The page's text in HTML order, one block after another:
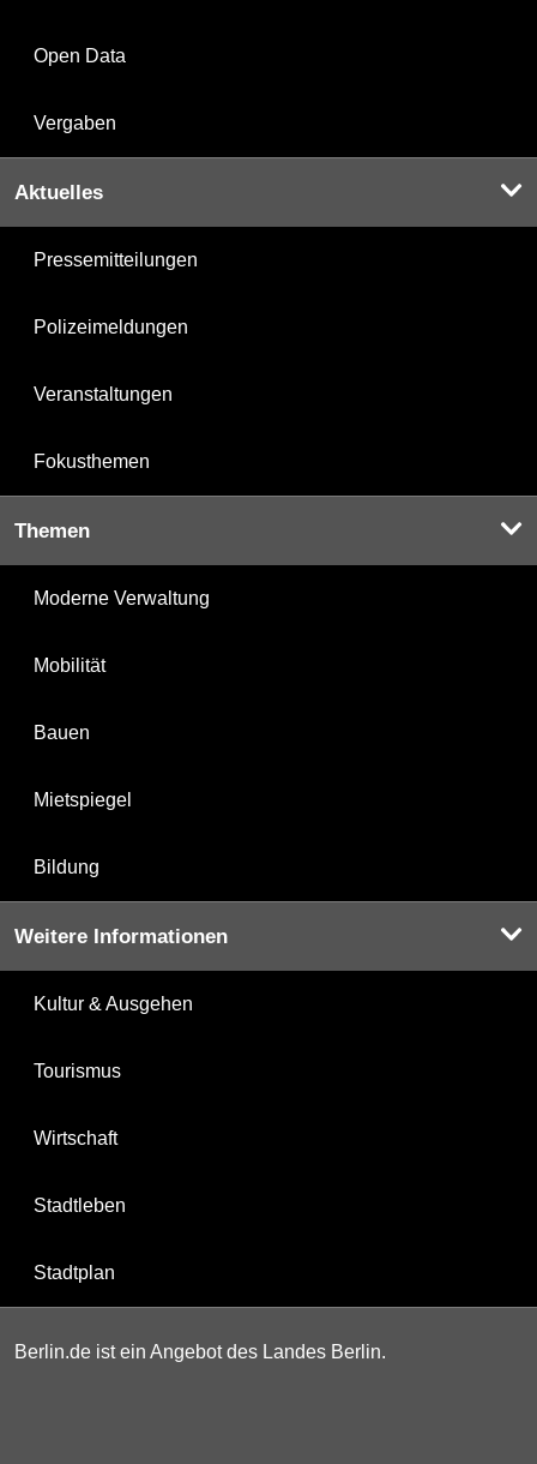
Open Data
Vergaben
Aktuelles
Pressemitteilungen
Polizeimeldungen
Veranstaltungen
Fokusthemen
Themen
Moderne Verwaltung
Mobilität
Bauen
Mietspiegel
Bildung
Weitere Informationen
Kultur & Ausgehen
Tourismus
Wirtschaft
Stadtleben
Stadtplan
Berlin.de ist ein Angebot des Landes Berlin.